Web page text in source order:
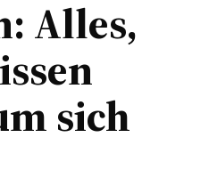
Alles,
sich